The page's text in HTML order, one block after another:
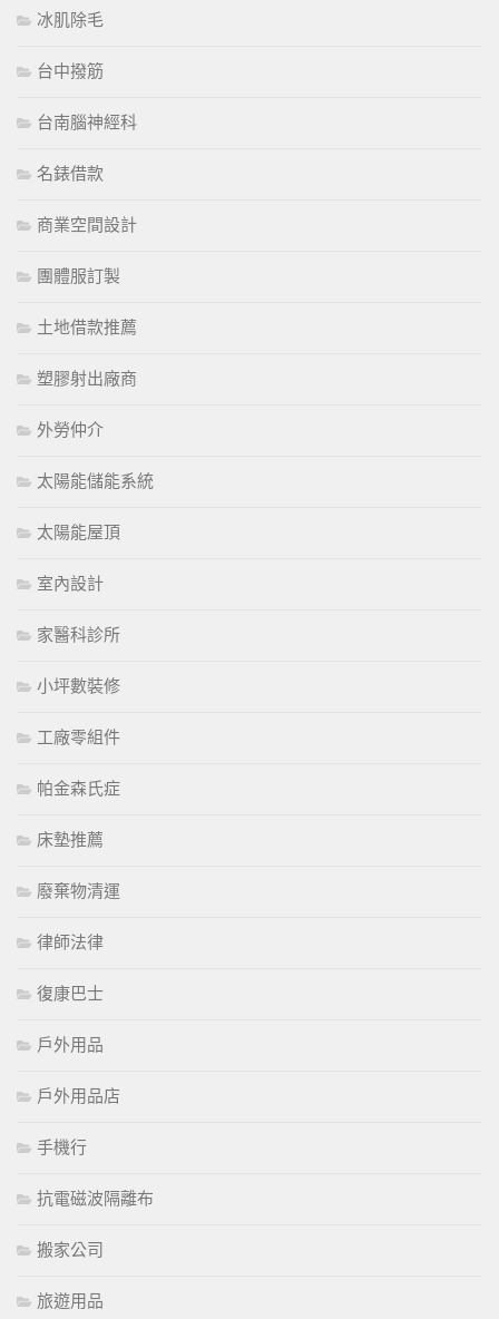
冰肌除毛
台中撥筋
台南腦神經科
名錶借款
商業空間設計
團體服訂製
土地借款推薦
塑膠射出廠商
外勞仲介
太陽能儲能系統
太陽能屋頂
室內設計
家醫科診所
小坪數裝修
工廠零組件
帕金森氏症
床墊推薦
廢棄物清運
律師法律
復康巴士
戶外用品
戶外用品店
手機行
抗電磁波隔離布
搬家公司
旅遊用品